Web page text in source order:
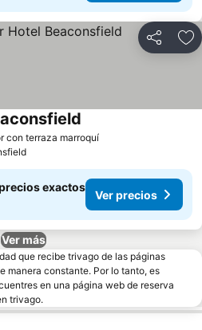
Compartir
con terraza marroquí
exactos
Ver precios
Ver más
que recibe trivago de las páginas
manera constante. Por lo tanto, es
en una página web de reserva
trivago.